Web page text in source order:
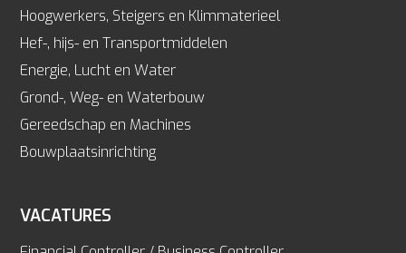
VACATURES
Hoogwerkers, Steigers en Klimmaterieel
Hef-, hijs- en Transportmiddelen
Energie, Lucht en Water
Grond-, Weg- en Waterbouw
Gereedschap en Machines
Bouwplaatsinrichting